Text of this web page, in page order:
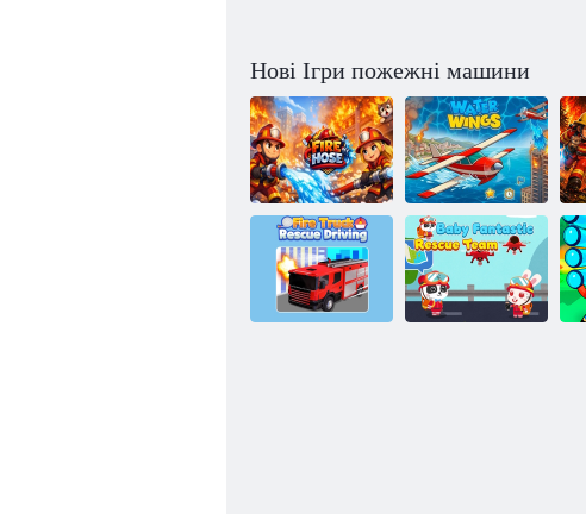
Нові Ігри пожежні машини
Пожежний
шланг
Водні крила